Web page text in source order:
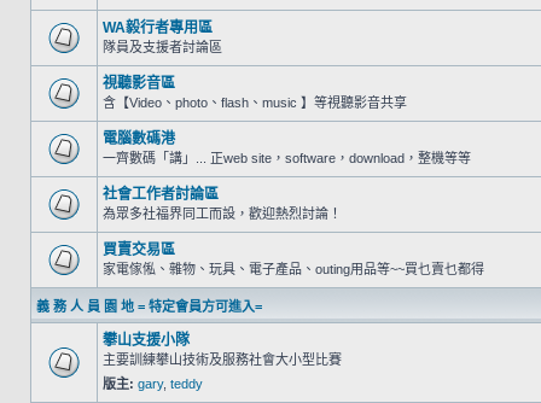
WA毅行者專用區
隊員及支援者討論區
視聽影音區
含【Video、photo、flash、music 】等視聽影音共享
電腦數碼港
一齊數碼「講」... 正web site，software，download，整機等等
社會工作者討論區
為眾多社福界同工而設，歡迎熱烈討論！
買賣交易區
家電傢俬、雜物、玩具、電子產品、outing用品等~~買乜賣乜都得
義 務 人 員 園 地 = 特定會員方可進入=
攀山支援小隊
主要訓練攀山技術及服務社會大小型比賽
版主: gary, teddy